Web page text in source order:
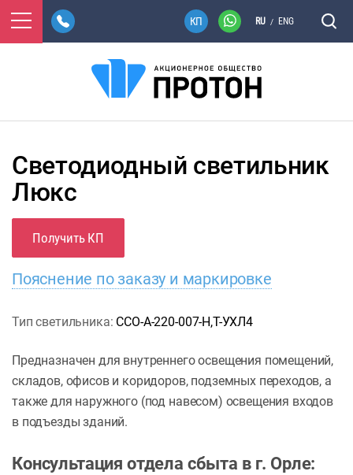
RU / ENG
Светодиодный светильник
Люкс
Получить КП
Пояснение по заказу и маркировке
Тип светильника: ССО-А-220-007-Н,Т-УХЛ4
Предназначен для внутреннего освещения помещений,
складов, офисов и коридоров, подземных переходов, а
также для наружного (под навесом) освещения входов
в подъезды зданий.
Консультация отдела сбыта в г. Орле: